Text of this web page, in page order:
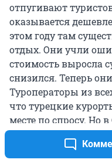
отпугивают
оказывается
этом году там
отдых. Они учли
стоимость выросла
снизился. Теперь
Туроператоры из
что турецкие
месте по спросу. Но
объект размещения
собирается даже